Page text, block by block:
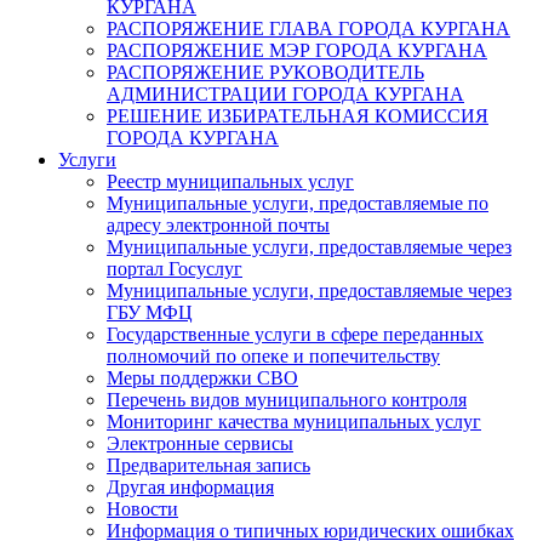
КУРГАНА
РАСПОРЯЖЕНИЕ ГЛАВА ГОРОДА КУРГАНА
РАСПОРЯЖЕНИЕ МЭР ГОРОДА КУРГАНА
РАСПОРЯЖЕНИЕ РУКОВОДИТЕЛЬ
АДМИНИСТРАЦИИ ГОРОДА КУРГАНА
РЕШЕНИЕ ИЗБИРАТЕЛЬНАЯ КОМИССИЯ
ГОРОДА КУРГАНА
Услуги
Реестр муниципальных услуг
Муниципальные услуги, предоставляемые по
адресу электронной почты
Муниципальные услуги, предоставляемые через
портал Госуслуг
Муниципальные услуги, предоставляемые через
ГБУ МФЦ
Государственные услуги в сфере переданных
полномочий по опеке и попечительству
Меры поддержки СВО
Перечень видов муниципального контроля
Мониторинг качества муниципальных услуг
Электронные сервисы
Предварительная запись
Другая информация
Новости
Информация о типичных юридических ошибках